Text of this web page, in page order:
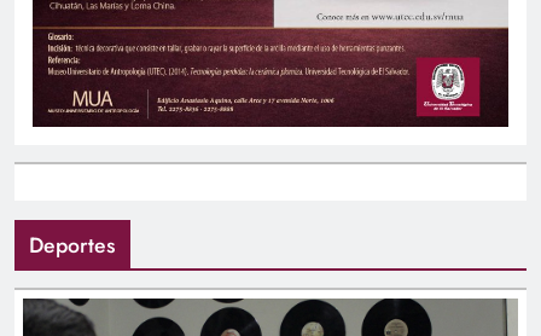
Deportes